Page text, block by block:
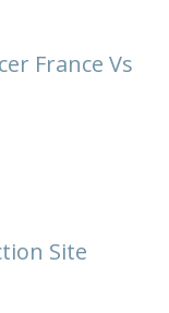
France Vs
Site